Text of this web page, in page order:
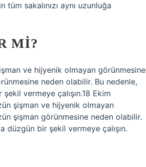
sakalınızı aynı uzunluğa
MI?
ve hijyenik olmayan görünmesine
neden olabilir. Bu nedenle,
vermeye çalışın.18 Ekim
şişman ve hijyenik olmayan
şişman görünmesine neden olabilir.
düzgün bir şekil vermeye çalışın.